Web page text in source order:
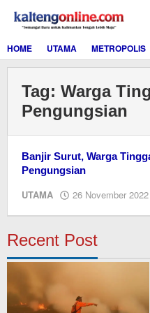
konten
HOME
UTAMA METROPOLIS
Tag: Warga
Pengungsian
Banjir Surut, Warga
Pengungsian
UTAMA 26 November 2022
Recent Post